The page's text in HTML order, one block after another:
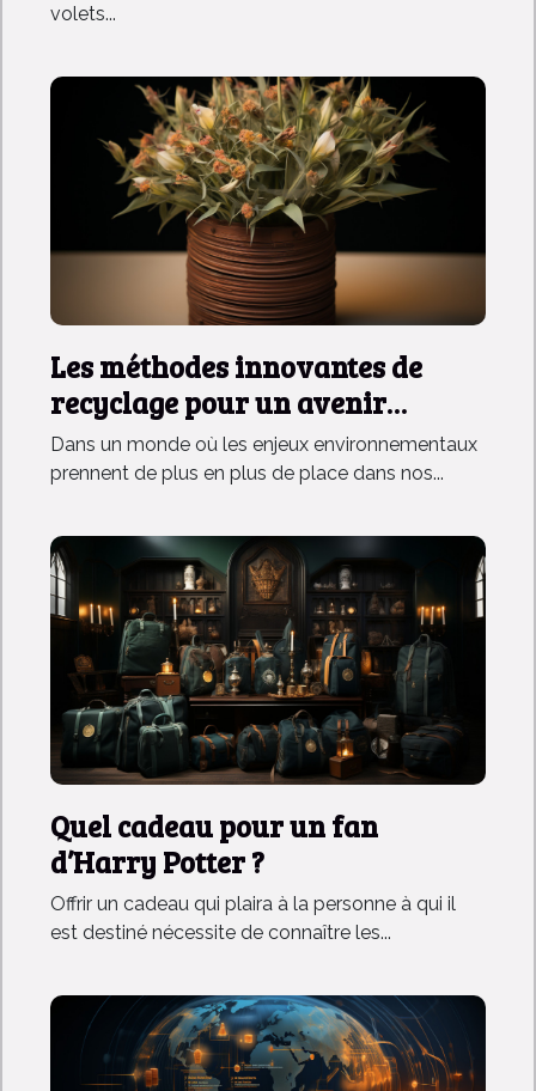
volets...
Les méthodes innovantes de
recyclage pour un avenir
durable
Dans un monde où les enjeux environnementaux
prennent de plus en plus de place dans nos...
Quel cadeau pour un fan
d’Harry Potter ?
Offrir un cadeau qui plaira à la personne à qui il
est destiné nécessite de connaître les...